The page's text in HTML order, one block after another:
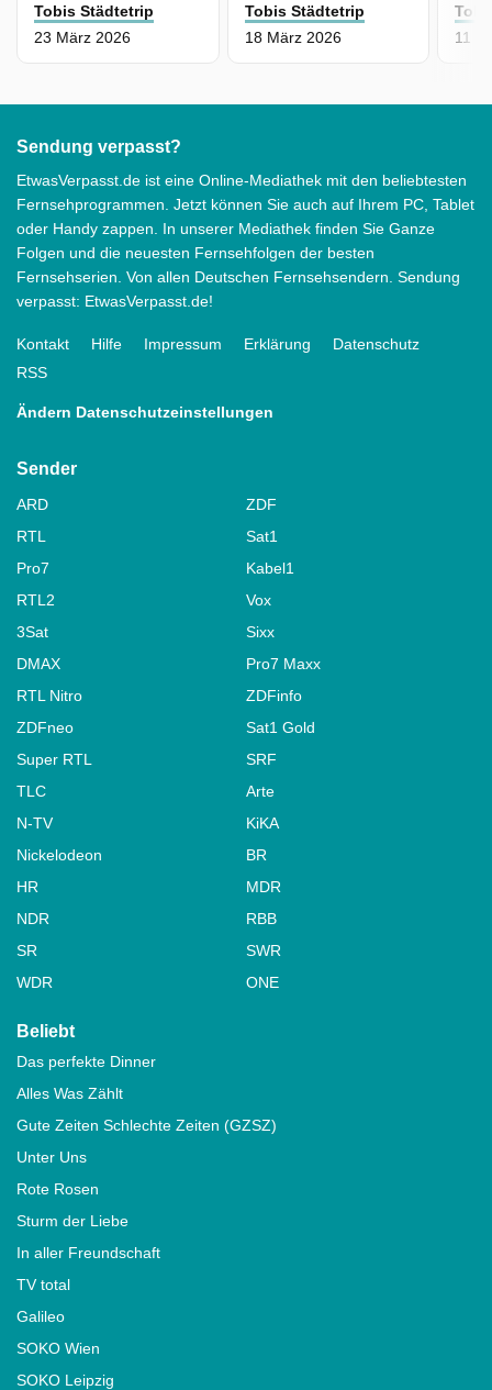
Tobis Städtetrip
23 März 2026
Tobis Städtetrip
18 März 2026
11
Sendung verpasst?
EtwasVerpasst.de ist eine Online-Mediathek mit den beliebtesten
Fernsehprogrammen. Jetzt können Sie auch auf Ihrem PC, Tablet
oder Handy zappen. In unserer Mediathek finden Sie Ganze
Folgen und die neuesten Fernsehfolgen der besten
Fernsehserien. Von allen Deutschen Fernsehsendern. Sendung
verpasst: EtwasVerpasst.de!
Kontakt Hilfe Impressum Erklärung
Datenschutz
RSS
Ändern Datenschutzeinstellungen
Sender
ARD
ZDF
RTL
Sat1
Pro7
Kabel1
RTL2
Vox
3Sat
Sixx
DMAX
Pro7 Maxx
RTL Nitro
ZDFinfo
ZDFneo
Sat1 Gold
Super RTL
SRF
TLC
Arte
N-TV
KiKA
Nickelodeon
BR
HR
MDR
NDR
RBB
SR
SWR
WDR
ONE
Beliebt
Das perfekte Dinner
Alles Was Zählt
Gute Zeiten Schlechte Zeiten (GZSZ)
Unter Uns
Rote Rosen
Sturm der Liebe
In aller Freundschaft
TV total
Galileo
SOKO Wien
SOKO Leipzig